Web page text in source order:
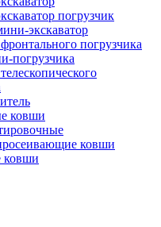
погрузчик
экскаватор
погрузчика
погрузчика
ковши
ковши
ковши